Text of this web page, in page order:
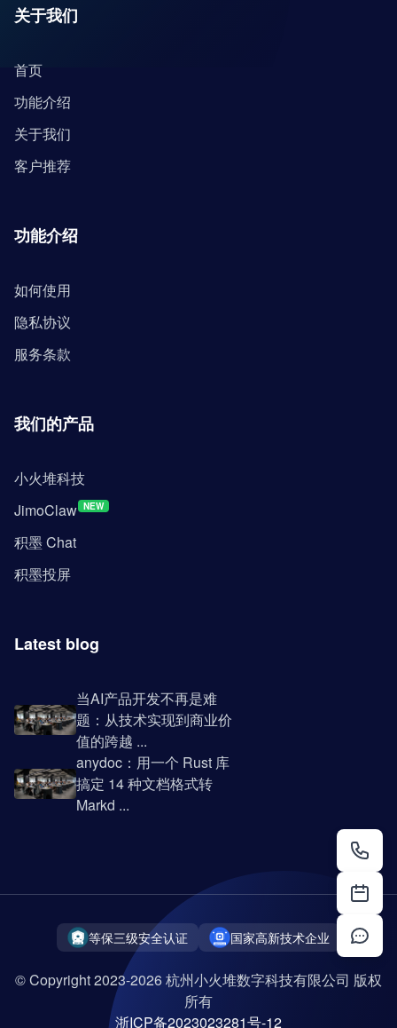
关于我们
首页
功能介绍
关于我们
客户推荐
功能介绍
如何使用
隐私协议
服务条款
我们的产品
小火堆科技
JimoClaw NEW
积墨 Chat
积墨投屏
Latest blog
当AI产品开发不再是难
题：从技术实现到商业价
值的跨越 ...
anydoc：用一个 Rust 库
搞定 14 种文档格式转
Markd ...
等保三级安全认证 国家高新技术企业
© Copyright 2023-2026 杭州小火堆数字科技有限公司 版权
所有
浙ICP备2023023281号-12